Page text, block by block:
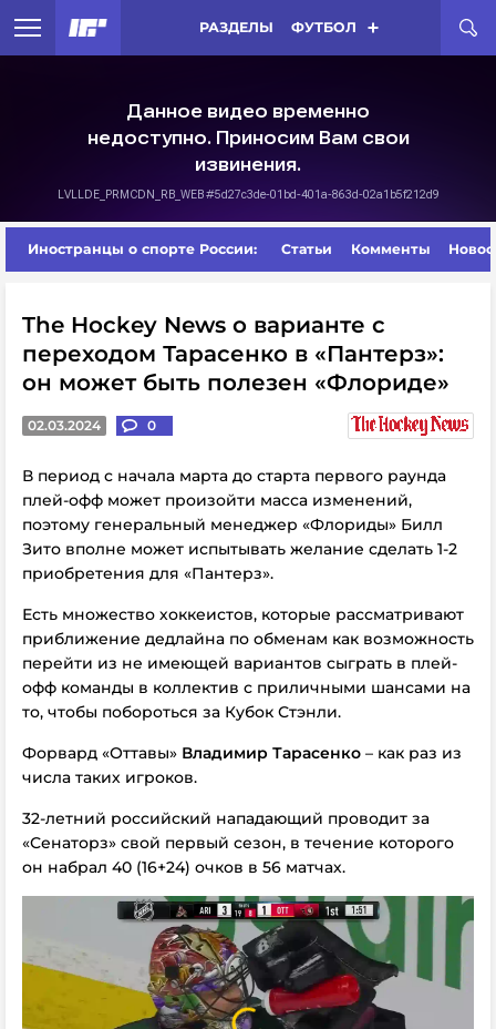
РАЗДЕЛЫ ФУТБОЛ
Иностранцы о спорте России: Статьи Комменты
The Hockey News о варианте с
переходом Тарасенко в «Пантерз»:
он может быть полезен «Флориде»
02.03.2024 0
В период с начала марта до старта первого раунда
плей-офф может произойти масса изменений,
поэтому генеральный менеджер «Флориды» Билл
Зито вполне может испытывать желание сделать 1-2
приобретения для «Пантерз».
Есть множество хоккеистов, которые рассматривают
приближение дедлайна по обменам как возможность
перейти из не имеющей вариантов сыграть в плей-
офф команды в коллектив с приличными шансами на
то, чтобы побороться за Кубок Стэнли.
Форвард «Оттавы» Владимир Тарасенко – как раз из
числа таких игроков.
32-летний российский нападающий проводит за
«Сенаторз» свой первый сезон, в течение которого
он набрал 40 (16+24) очков в 56 матчах.